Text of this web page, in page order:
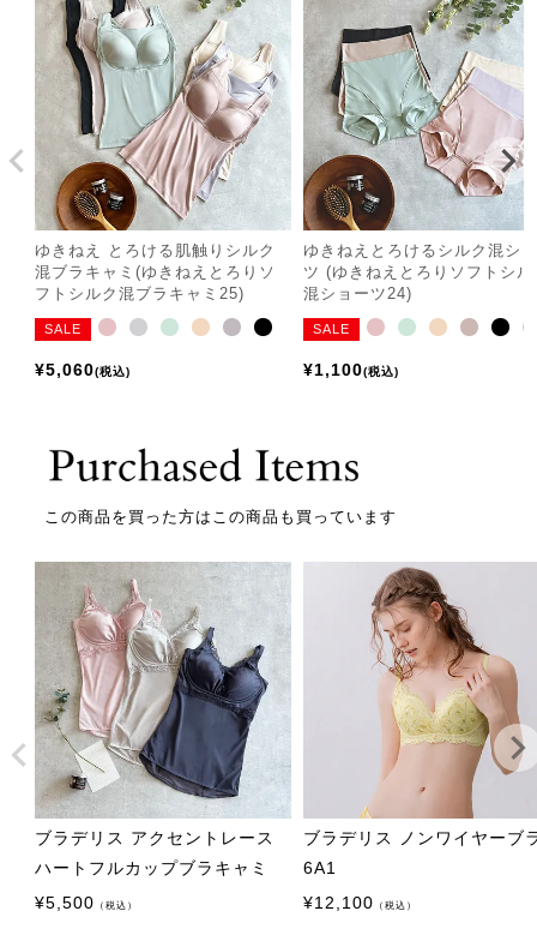
ゆきねえ とろける肌触りシルク
混ブラキャミ(ゆきねえとろりソ
フトシルク混ブラキャミ25)
SALE
¥5,060 税込
ゆきねえとろけるシルク混シ
ツ (ゆきねえとろりソフトシル
混ショーツ24)
SALE
¥1,100 税込
この商品を買った方はこの商品も買っています
ブラデリス アクセントレース
ハートフルカップブラキャミ
¥5,500 （税込）
ブラデリス ノンワイヤーブ
6A1
¥12,100 （税込）